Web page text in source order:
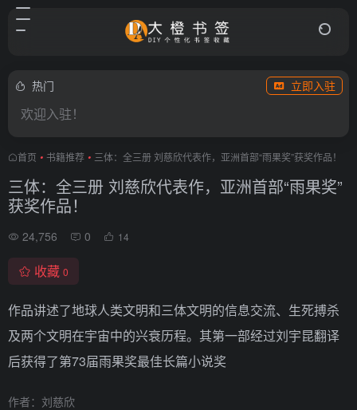
热门 立即入驻
欢迎入驻！
首页 • 书籍推荐 • 三体：全三册 刘慈欣代表作，亚洲首部“雨果奖”获奖作品！
三体：全三册 刘慈欣代表作，亚洲首部“雨果奖”
获奖作品！
24,756 0 14
收藏 0
作品讲述了地球人类文明和三体文明的信息交流、生死搏杀
及两个文明在宇宙中的兴衰历程。其第一部经过刘宇昆翻译
后获得了第73届雨果奖最佳长篇小说奖
作者：刘慈欣